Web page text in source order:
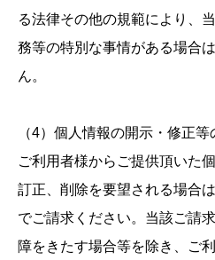
る法律その他の規範により、
務等の特別な事情がある場合
ん。
（4）個人情報の開示・修正等
ご利用者様からご提供頂いた
訂正、削除を要望される場合
でご請求ください。当該ご請
障をきたす場合等を除き、ご